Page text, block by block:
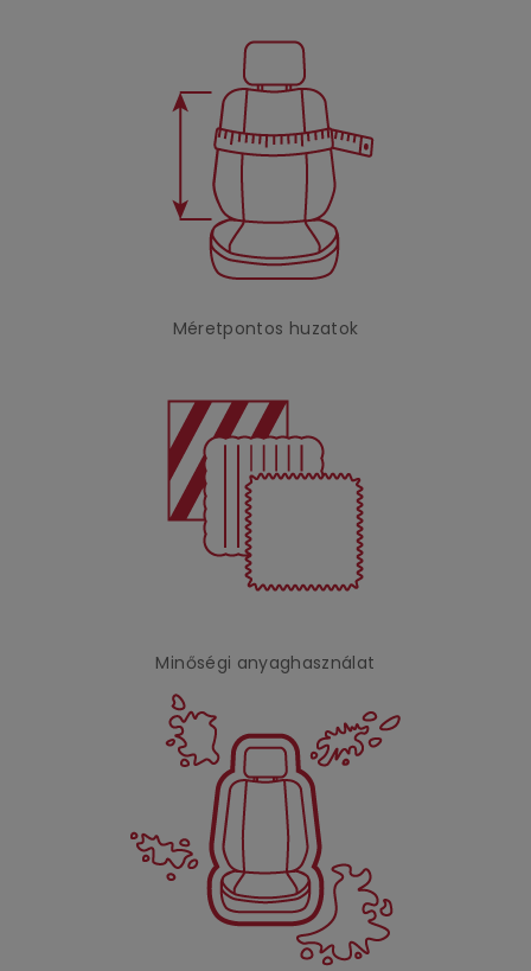
Méretpontos huzatok
Minőségi anyaghasználat